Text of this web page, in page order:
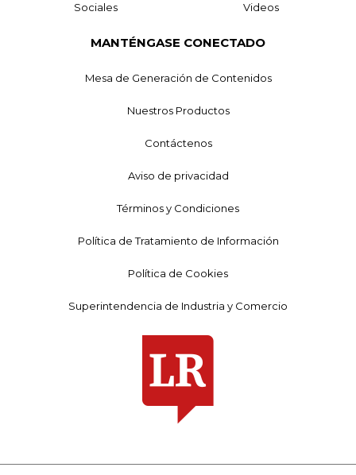
Sociales Videos
MANTÉNGASE CONECTADO
Mesa de Generación de Contenidos
Nuestros Productos
Contáctenos
Aviso de privacidad
Términos y Condiciones
Política de Tratamiento de Información
Política de Cookies
Superintendencia de Industria y Comercio